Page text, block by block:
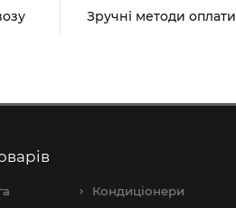
Зручні методи оплати
Кондиціонери